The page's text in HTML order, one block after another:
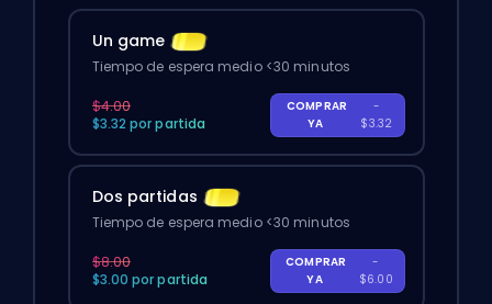
Un game
Tiempo de espera medio <30 minutos
$4.00
$3.32 por partida
COMPRAR
YA
-
$3.32
Dos partidas
Tiempo de espera medio <30 minutos
$8.00
$3.00 por partida
COMPRAR
YA
-
$6.00